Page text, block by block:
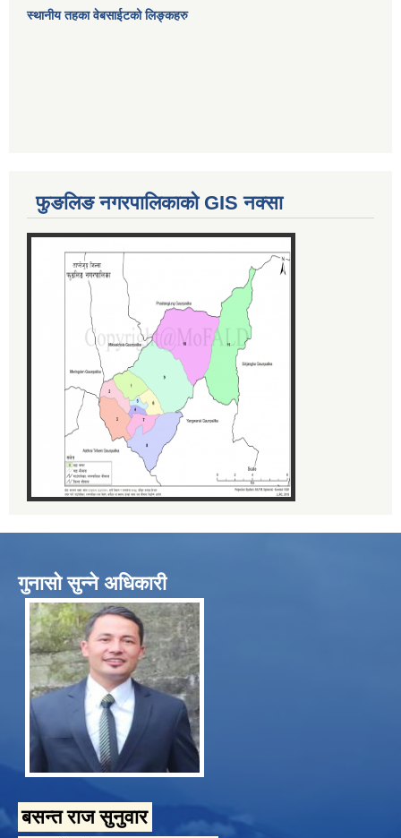
स्थानीय तहका वेबसाईटको लिङ्कहरु
फुङलिङ नगरपालिकाको GIS नक्सा
गुनासो सुन्ने अधिकारी
बसन्त राज सुनुवार